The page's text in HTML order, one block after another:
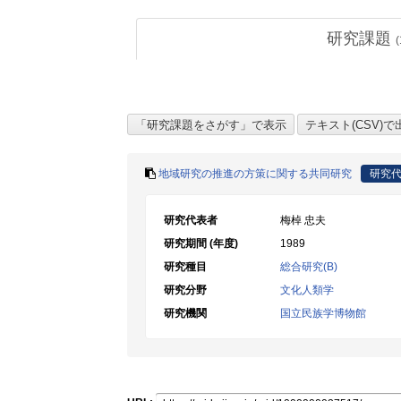
研究課題 (
地域研究の推進の方策に関する共同研究 研究
研究代表者
梅棹 忠夫
研究期間 (年度)
1989
研究種目
総合研究(B)
研究分野
文化人類学
研究機関
国立民族学博物館